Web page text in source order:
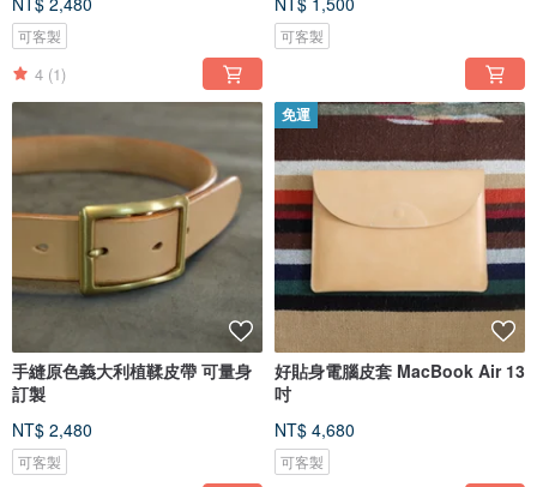
可客製
4 (1)
可客製
手縫原色義大利植鞣皮帶 可量身
訂製
NT$ 2,480
可客製
免運
好貼身電腦皮套 MacBook Air 13
吋
NT$ 4,680
可客製